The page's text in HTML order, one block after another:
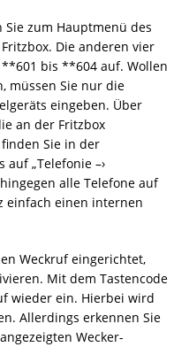
zum Hauptmenü des
Die anderen vier
bis **604 auf. Wollen
müssen Sie nur die
eingeben. Über
an der Fritzbox
Sie in der
auf „Telefonie –›
alle Telefone auf
einfach einen internen
Weckruf eingerichtet,
Mit dem Tastencode
wieder ein. Hierbei wird
Allerdings erkennen Sie
Wecker-